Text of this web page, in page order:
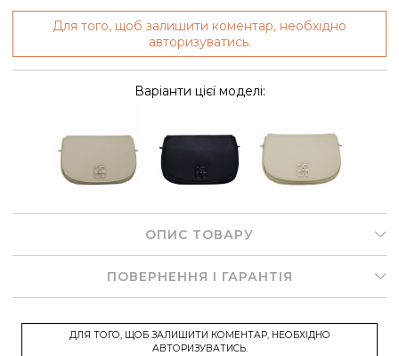
Для того, щоб залишити коментар, необхідно
авторизуватись.
Варіанти цієї моделі:
ОПИС ТОВАРУ
ПОВЕРНЕННЯ І ГАРАНТІЯ
ДЛЯ ТОГО, ЩОБ ЗАЛИШИТИ КОМЕНТАР, НЕОБХІДНО
АВТОРИЗУВАТИСЬ.